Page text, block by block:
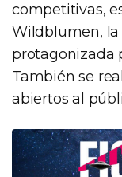
competitivas,
Wildblumen,
protagonizada
También se
abiertos al